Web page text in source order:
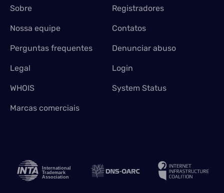
Sobre
Nossa equipe
Perguntas frequentes
Legal
WHOIS
Marcas comerciais
Registradores
Contatos
Denunciar abuso
Login
System Status